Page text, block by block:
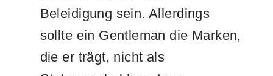
Beleidigung sein. Allerdings
sollte ein Gentleman die Marken,
die er trägt, nicht als